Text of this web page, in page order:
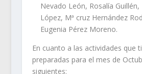
Nevado León, Rosalía
López, Mª cruz Hernández
Eugenia Pérez Moreno.
En cuanto a las actividades que
preparadas para el mes de
siguientes: